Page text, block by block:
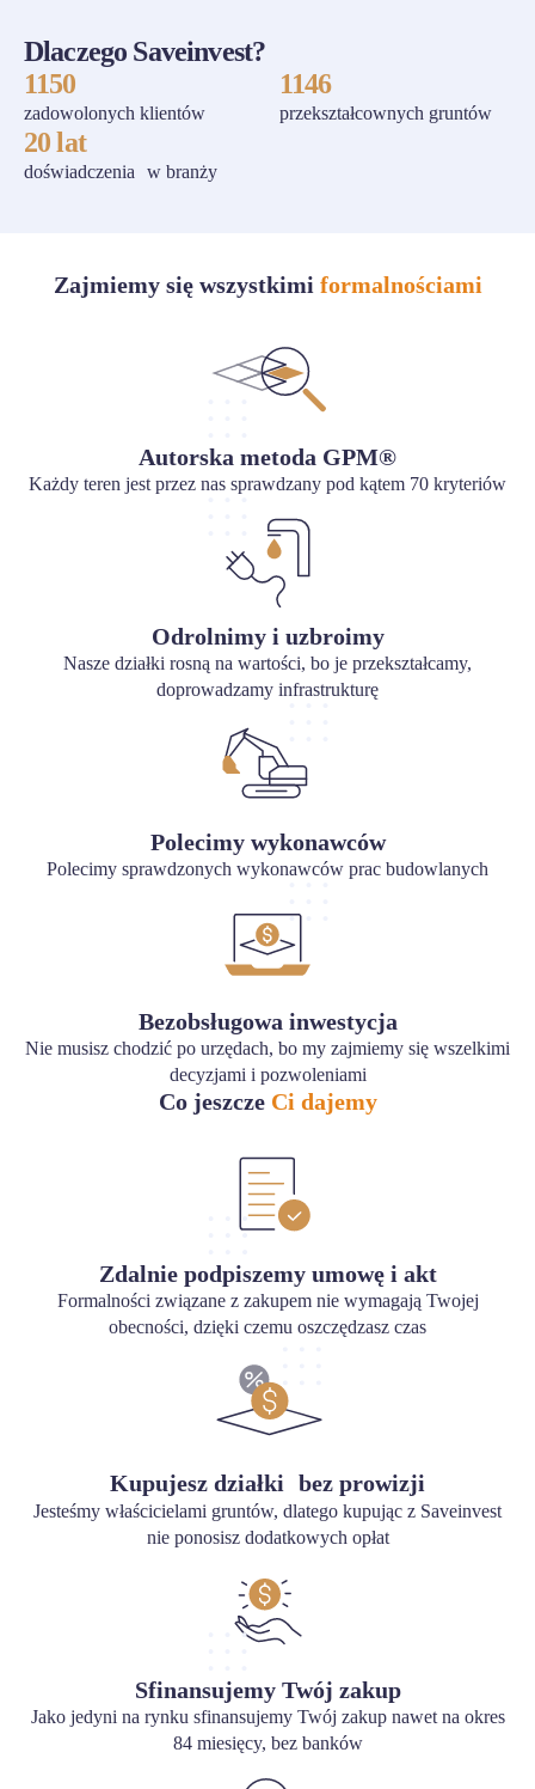
Dlaczego Saveinvest?
1150
zadowolonych klientów
1146
przekształcownych gruntów
20 lat
doświadczenia w branży
Zajmiemy się wszystkimi formalnościami
Autorska metoda GPM®
Każdy teren jest przez nas sprawdzany pod kątem 70 kryteriów
Odrolnimy i uzbroimy
Nasze działki rosną na wartości, bo je przekształcamy,
doprowadzamy infrastrukturę
Polecimy wykonawców
Polecimy sprawdzonych wykonawców prac budowlanych
Bezobsługowa inwestycja
Nie musisz chodzić po urzędach, bo my zajmiemy się wszelkimi
decyzjami i pozwoleniami
Co jeszcze Ci dajemy
Zdalnie podpiszemy umowę i akt
Formalności związane z zakupem nie wymagają Twojej
obecności, dzięki czemu oszczędzasz czas
Kupujesz działki bez prowizji
Jesteśmy właścicielami gruntów, dlatego kupując z Saveinvest
nie ponosisz dodatkowych opłat
Sfinansujemy Twój zakup
Jako jedyni na rynku sfinansujemy Twój zakup nawet na okres
84 miesięcy, bez banków